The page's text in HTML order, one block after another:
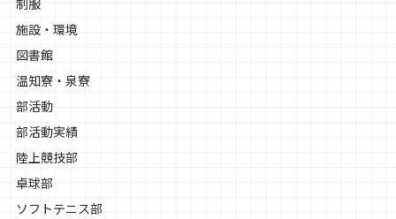
制服
施設・環境
図書館
温知寮・泉寮
部活動
部活動実績
陸上競技部
卓球部
ソフトテニス部